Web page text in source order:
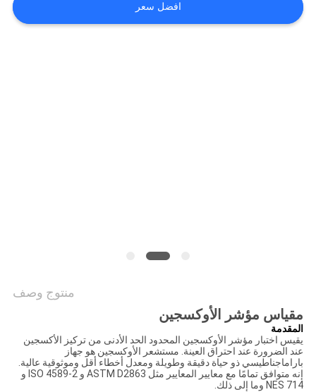
اطلب
افضل سعر
منتوج وصف
مقياس مؤشر الأوكسجين
المقدمة
يقيس اختبار مؤشر الأوكسجين المحدود الحد الأدنى من تركيز الأكسجين
عند الضرورة عند احتراق العينة. مستشعر الأوكسجين هو جهاز
باراماجناطيسي ذو حياة دقيقة وطويلة ومعدل أخطاء أقل وموثوقية عالية.
إنه متوافق تمامًا مع معايير المعايير مثل ASTM D2863 و ISO 4589-2 و
NES 714 وما إلى ذلك.